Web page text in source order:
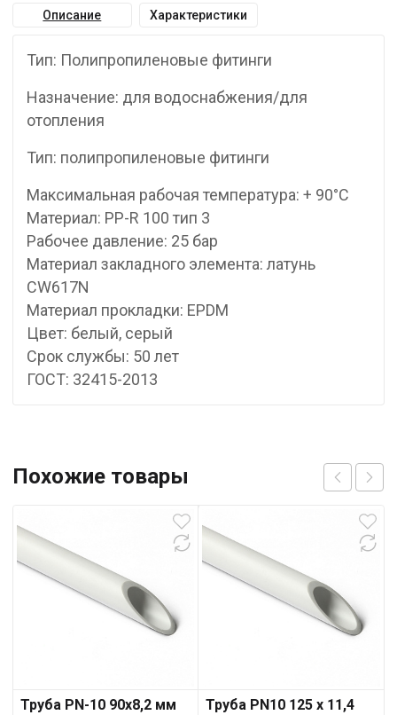
Описание Характеристики
Тип: Полипропиленовые фитинги
Назначение: для водоснабжения/для
отопления
Тип: полипропиленовые фитинги
Максимальная рабочая температура: + 90°С
Материал: PP-R 100 тип 3
Рабочее давление: 25 бар
Материал закладного элемента: латунь
CW617N
Материал прокладки: EPDM
Цвет: белый, серый
Срок службы: 50 лет
ГОСТ: 32415-2013
Похожие товары
Труба PN-10 90х8,2 мм
Труба PN10 125 x 11,4